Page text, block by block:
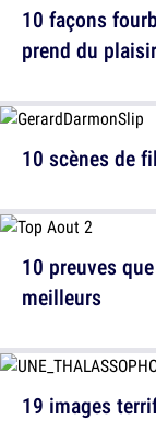
10 scènes de
19 images
10 façons
prend du plaisir
10 preuves
meilleurs